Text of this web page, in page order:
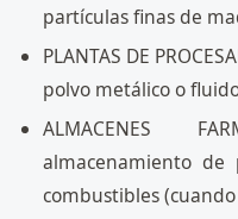
partículas finas de
PLANTAS DE
polvo metálico o
ALMACENES
almacenamiento de
combustibles